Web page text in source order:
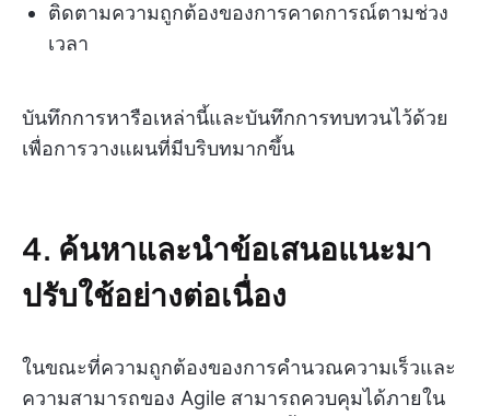
ติดตามความถูกต้องของการคาดการณ์ตามช่วง
เวลา
บันทึกการหารือเหล่านี้และบันทึกการทบทวนไว้ด้วย
เพื่อการวางแผนที่มีบริบทมากขึ้น
4. ค้นหาและนำข้อเสนอแนะมา
ปรับใช้อย่างต่อเนื่อง
ในขณะที่ความถูกต้องของการคำนวณความเร็วและ
ความสามารถของ Agile สามารถควบคุมได้ภายใน